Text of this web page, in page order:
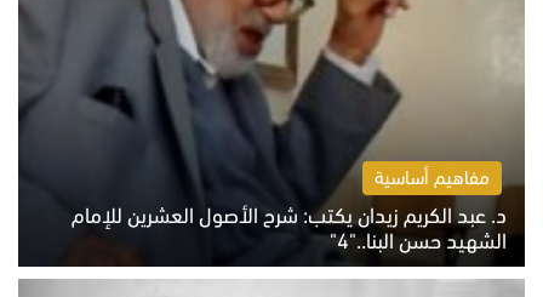
مفاهيم أساسية
د. عبد الكريم زيدان يكتب: شرح الأصول العشرين للإمام
الشهيد حسن البنا.."4"
الخميس 6 أغسطس 2026 10:27 ص